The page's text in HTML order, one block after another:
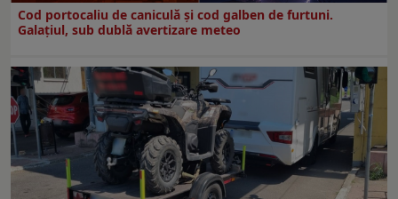
Cod portocaliu de caniculă și cod galben de furtuni.
Galațiul, sub dublă avertizare meteo